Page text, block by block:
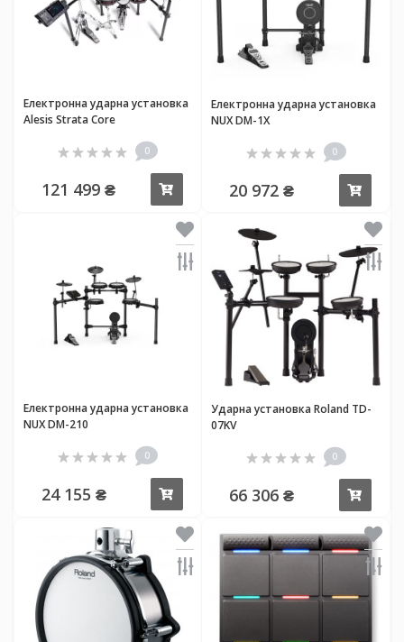
Електронна ударна установка
Alesis Strata Core
0
121 499 ₴
Електронна ударна установка
NUX DM-1X
0
20 972 ₴
Електронна ударна установка
NUX DM-210
0
24 155 ₴
Ударна установка Roland TD-
07KV
0
66 306 ₴